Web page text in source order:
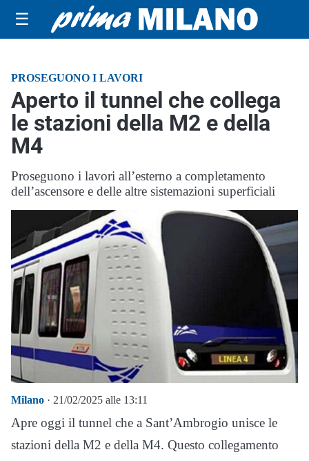
☰
PROSEGUONO I LAVORI
Aperto il tunnel che collega
le stazioni della M2 e della
M4
Proseguono i lavori all’esterno a completamento
dell’ascensore e delle altre sistemazioni superficiali
Milano · 21/02/2025 alle 13:11
Apre oggi il tunnel che a Sant’Ambrogio unisce le
stazioni della M2 e della M4. Questo collegamento